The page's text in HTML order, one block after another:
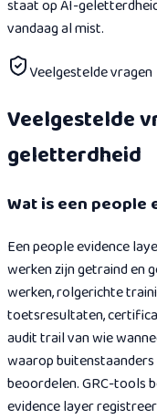
staat op AI-
vandaag al mist.
Veelgestelde vragen
Veelgestelde
geletterdheid
Wat is een people
Een people evidence
werken zijn getraind en
werken, rolgerichte
toetsresultaten,
audit trail van wie
waarop
beoordelen. GRC-tools
evidence layer